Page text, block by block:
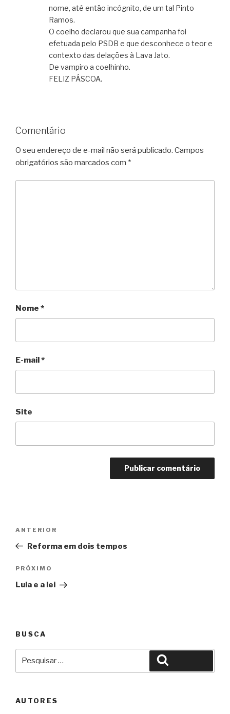
nome, até então incógnito, de um tal Pinto
Ramos.
O coelho declarou que sua campanha foi
efetuada pelo PSDB e que desconhece o teor e
contexto das delações à Lava Jato.
De vampiro a coelhinho.
FELIZ PÁSCOA.
Comentário
O seu endereço de e-mail não será publicado. Campos
obrigatórios são marcados com *
Nome *
E-mail*
Site
Post
Anterior
ANTERIOR
Reforma em dois tempos
Próximo
PRÓXIMO
Lula e a lei
BUSCA
AUTORES